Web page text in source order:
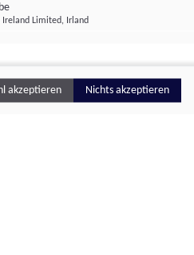
Ireland Limited, Irland
akzeptieren Nichts akzeptieren